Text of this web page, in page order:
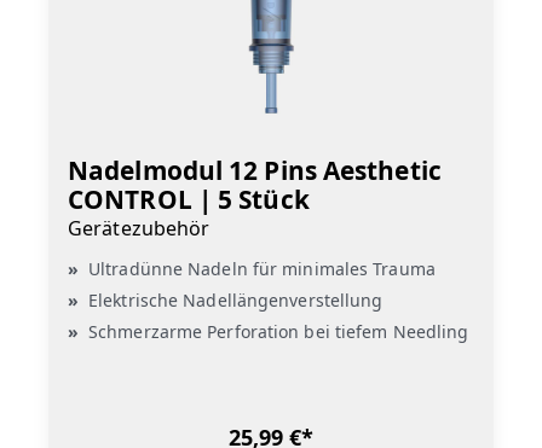
Nadelmodul 12 Pins Aesthetic
CONTROL | 5 Stück
Gerätezubehör
Ultradünne Nadeln für minimales Trauma
Elektrische Nadellängenverstellung
Schmerzarme Perforation bei tiefem Needling
25,99 €*